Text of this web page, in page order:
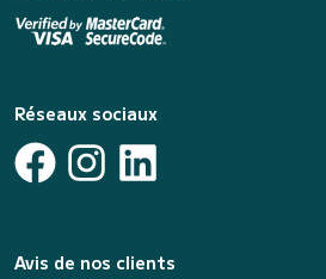
Réseaux sociaux
Avis de nos clients